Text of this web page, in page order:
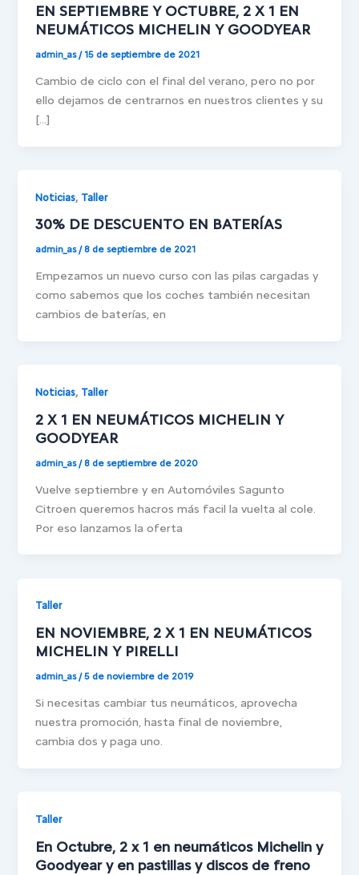
EN SEPTIEMBRE Y OCTUBRE, 2 X 1 EN
NEUMÁTICOS MICHELIN Y GOODYEAR
admin_as/15 de septiembre de 2021
Cambio de ciclo con el final del verano, pero no por
ello dejamos de centrarnos en nuestros clientes y su
[…]
Noticias, Taller
30% DE DESCUENTO EN BATERÍAS
admin_as/8 de septiembre de 2021
Empezamos un nuevo curso con las pilas cargadas y
como sabemos que los coches también necesitan
cambios de baterías, en
Noticias, Taller
2 X 1 EN NEUMÁTICOS MICHELIN Y
GOODYEAR
admin_as /8 de septiembre de 2020
Vuelve septiembre y en Automóviles Sagunto
Citroen queremos hacros más facil la vuelta al cole.
Por eso lanzamos la oferta
Taller
EN NOVIEMBRE, 2 X 1 EN NEUMÁTICOS
MICHELIN Y PIRELLI
admin_as/5 de noviembre de 2019
Si necesitas cambiar tus neumáticos, aprovecha
nuestra promoción, hasta final de noviembre,
cambia dos y paga uno.
Taller
En Octubre, 2 x 1 en neumáticos Michelin y
Goodyear y en pastillas y discos de freno